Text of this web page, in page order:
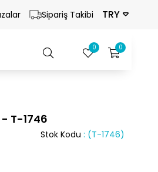
Sipariş Takibi TRY
0
0
T-1746
(T-1746)
Stok Kodu